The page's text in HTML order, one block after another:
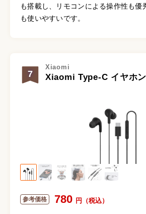
も搭載し、リモコンによる操作性も優
も使いやすいです。
7
Xiaomi
Xiaomi Type-C イヤホン
780